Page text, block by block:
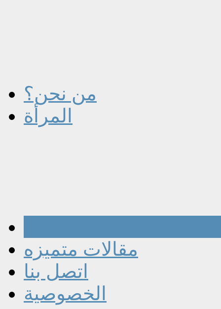
من نحن؟
المرأة
مقالات متميزه
اتصل بنا
الخصوصية